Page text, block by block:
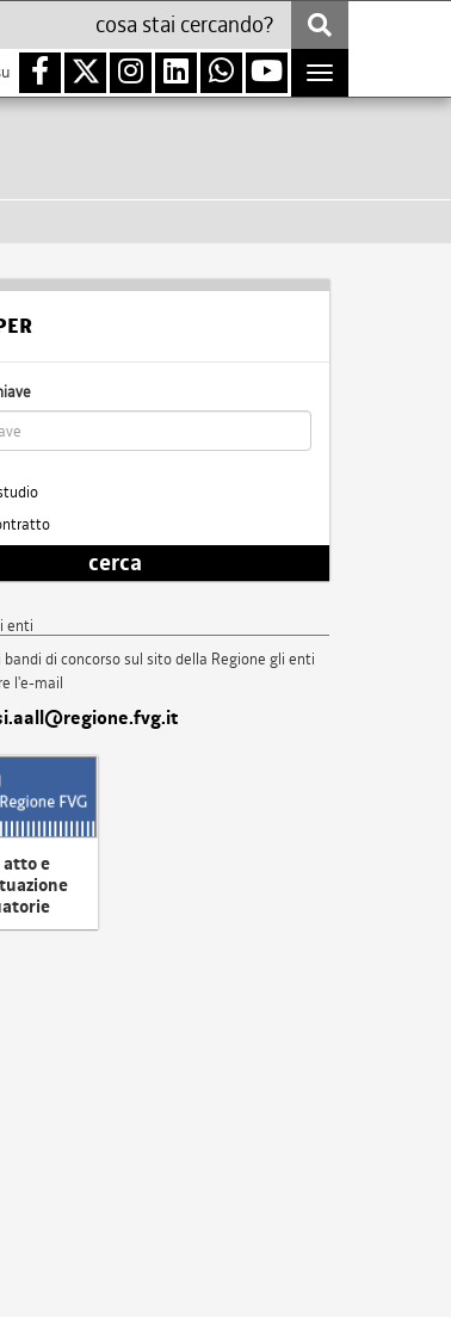
Toggle
navigation
cerca
enti
bandi di concorso sul sito della Regione gli enti
l'e-mail
atto e